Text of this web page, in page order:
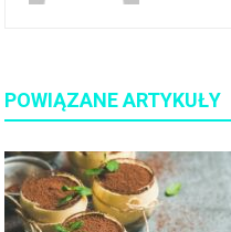
POWIĄZANE ARTYKUŁY